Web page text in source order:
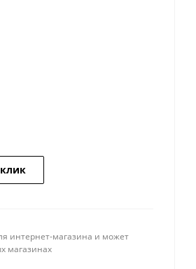
интернет-магазина и может
магазинах